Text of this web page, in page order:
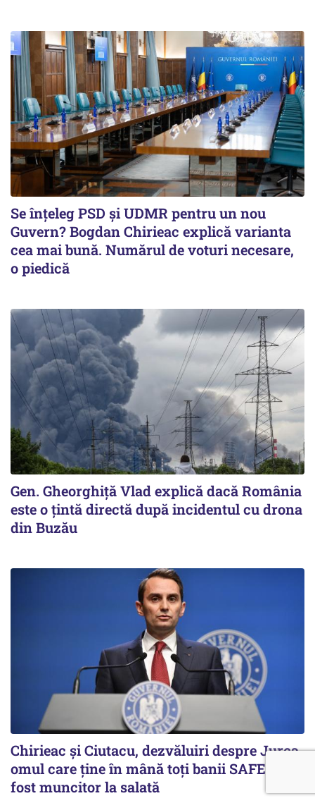
Se înţeleg PSD şi UDMR pentru un nou
Guvern? Bogdan Chirieac explică varianta
cea mai bună. Numărul de voturi necesare,
o piedică
Gen. Gheorghiță Vlad explică dacă România
este o țintă directă după incidentul cu drona
din Buzău
Chirieac și Ciutacu, dezvăluiri despre Jurca,
omul care ține în mână toți banii SAFE: A
fost muncitor la salată